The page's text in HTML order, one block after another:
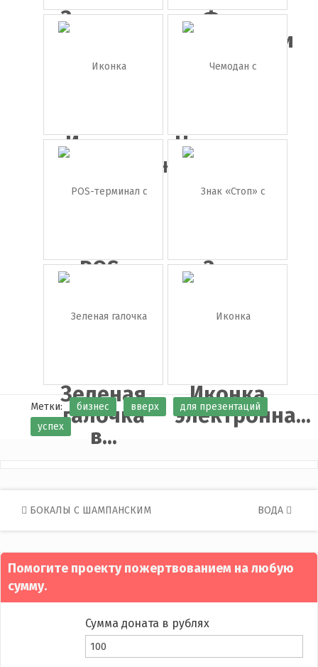
Зеленая
галочка
Флаг
Финляндии
Иконка
техподдерж...
Чемодан с
деньгам...
POS-
терминал
с че...
Знак
«Стоп» с
лад...
Зеленая
галочка
в...
Иконка
электронна...
Метки: бизнес вверх
для презентаций
успех
Post
navigation
БОКАЛЫ С ШАМПАНСКИМ ВОДА
Помогите проекту пожертвованием на любую
сумму.
Сумма доната в рублях